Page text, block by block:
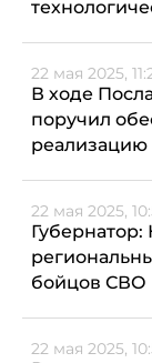
22 мая 2025,
В ходе
поручил
реализацию
22 мая 2025,
Губернатор:
бойцов СВО
22 мая 2025,